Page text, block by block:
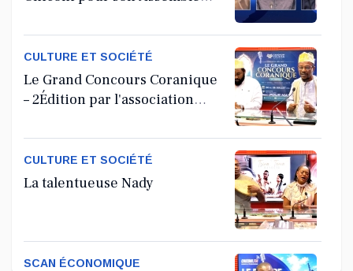
CULTURE ET SOCIÉTÉ
Le Grand Concours Coranique
– 2Édition par l'association
CULTURE ET SOCIÉTÉ
La talentueuse Nady
SCAN ÉCONOMIQUE